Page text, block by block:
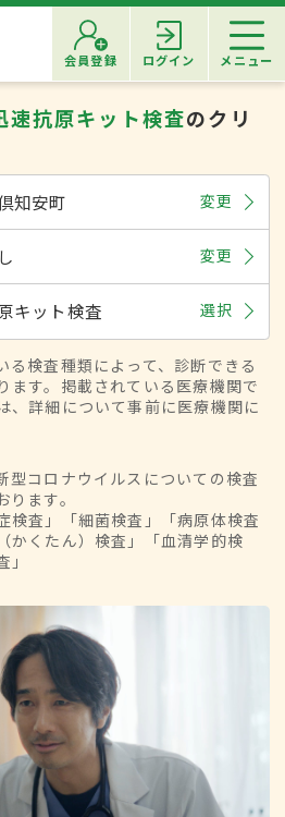
会員登録 ログイン メニュー
速抗原キット検査のクリ
知安町 変更
変更
キット検査 選択
検査種類によって、診断できる
ます。掲載されている医療機関で
、詳細について事前に医療機関に
コロナウイルスについての検査
ます。
検査」「細菌検査」「病原体検査
かくたん）検査」「血清学的検